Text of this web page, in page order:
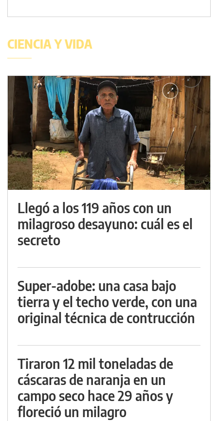
CIENCIA Y VIDA
Llegó a los 119 años con un
milagroso desayuno: cuál es el
secreto
Super-adobe: una casa bajo
tierra y el techo verde, con una
original técnica de contrucción
Tiraron 12 mil toneladas de
cáscaras de naranja en un
campo seco hace 29 años y
floreció un milagro